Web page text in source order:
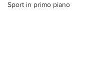
Sport in primo piano